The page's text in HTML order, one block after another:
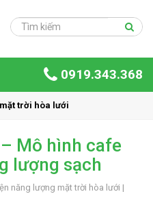
0919.343.368
trời hòa lưới
Mô hình cafe
lượng sạch
năng lượng mặt trời hòa lưới |